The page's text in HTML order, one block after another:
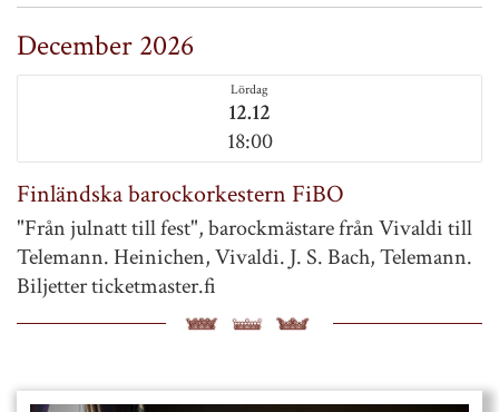
December 2026
Lördag
12.12
18:00
Finländska barockorkestern FiBO
"Från julnatt till fest", barockmästare från Vivaldi till
Telemann. Heinichen, Vivaldi. J. S. Bach, Telemann.
Biljetter ticketmaster.fi